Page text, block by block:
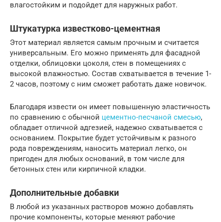
влагостойким и подойдет для наружных работ.
Штукатурка известково-цементная
Этот материал является самым прочным и считается
универсальным. Его можно применять для фасадной
отделки, облицовки цоколя, стен в помещениях с
высокой влажностью. Состав схватывается в течение 1-
2 часов, поэтому с ним сможет работать даже новичок.
Благодаря извести он имеет повышенную эластичность
по сравнению с обычной цементно-песчаной смесью,
обладает отличной адгезией, надежно схватывается с
основанием. Покрытие будет устойчивым к разного
рода повреждениям, наносить материал легко, он
пригоден для любых оснований, в том числе для
бетонных стен или кирпичной кладки.
Дополнительные добавки
В любой из указанных растворов можно добавлять
прочие компоненты, которые меняют рабочие